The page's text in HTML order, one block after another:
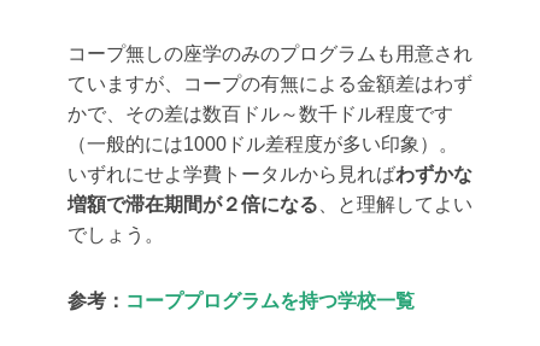
コープ無しの座学のみのプログラムも用意され
ていますが、コープの有無による金額差はわず
かで、その差は数百ドル～数千ドル程度です
（一般的には1000ドル差程度が多い印象）。
いずれにせよ学費トータルから見ればわずかな
増額で滞在期間が２倍になる 、と理解してよい
でしょう。
参考： コーププログラムを持つ学校一覧